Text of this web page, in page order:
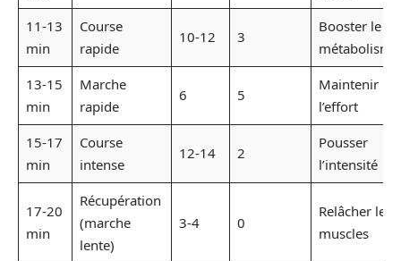
11-13
min
Course
rapide
10-12 3
Booster le
métabolisme
13-15
min
Marche
rapide
6 5
Maintenir
l’effort
15-17
min
Course
intense
12-14 2
Pousser
l’intensité
17-20
min
Récupération
(marche
lente)
3-4 0
Relâcher les
muscles